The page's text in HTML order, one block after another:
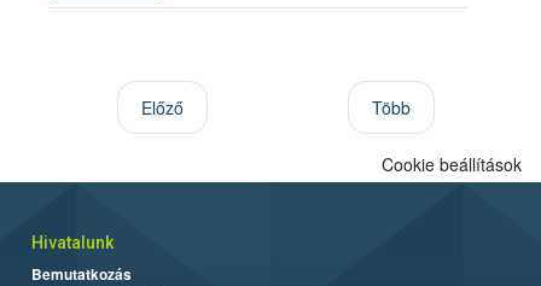
Előző Több
Cookie beállítások
Hivatalunk
Bemutatkozás